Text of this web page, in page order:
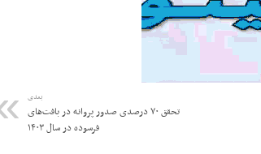
بعدی
تحقق ۷۰ درصدی صدور پروانه در بافت‌های
فرسوده در سال ۱۴۰۳